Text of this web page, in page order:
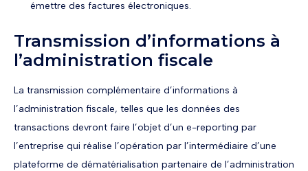
émettre des factures électroniques.
Transmission d’informations à
l’administration fiscale
La transmission complémentaire d’informations à
l’administration fiscale, telles que les données des
transactions devront faire l’objet d’un e-reporting par
l’entreprise qui réalise l’opération par l’intermédiaire d’une
plateforme de dématérialisation partenaire de l’administration